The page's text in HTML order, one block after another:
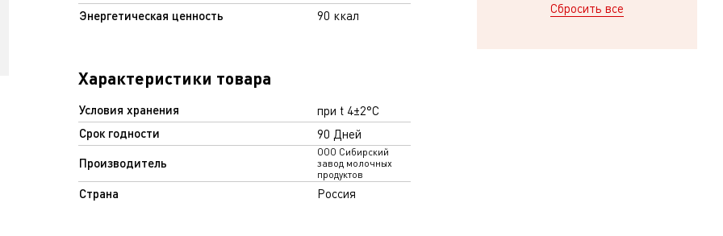
Энергетическая ценность 90 ккал
Характеристики товара
Условия хранения при t 4±2°С
Срок годности 90 Дней
Производитель
ООО Сибирский
завод молочных
продуктов
Страна Россия
Сбросить все